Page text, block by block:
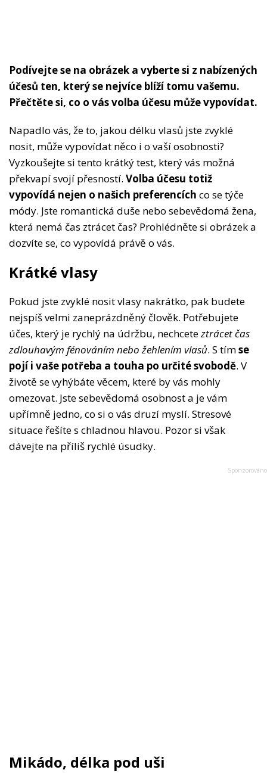
Podívejte se na obrázek a vyberte si z nabízených
účesů ten, který se nejvíce blíží tomu vašemu.
Přečtěte si, co o vás volba účesu může vypovídat.
Napadlo vás, že to, jakou délku vlasů jste zvyklé
nosit, může vypovídat něco i o vaší osobnosti?
Vyzkoušejte si tento krátký test, který vás možná
překvapí svojí přesností. Volba účesu totiž
vypovídá nejen o našich preferencích co se týče
módy. Jste romantická duše nebo sebevědomá žena,
která nemá čas ztrácet čas? Prohlédněte si obrázek a
dozvíte se, co vypovídá právě o vás.
Krátké vlasy
Pokud jste zvyklé nosit vlasy nakrátko, pak budete
nejspíš velmi zaneprázdněný člověk. Potřebujete
účes, který je rychlý na údržbu, nechceteztrácet čas
zdlouhavým fénováním nebo žehlením vlasů. S tímse
pojí i vaše potřeba a touha po určité svobodě. V
životě se vyhýbáte věcem, které by vás mohly
omezovat. Jste sebevědomá osobnost a je vám
upřímně jedno, co si o vás druzí myslí. Stresové
situace řešíte s chladnou hlavou. Pozor si však
dávejte na příliš rychlé úsudky.
Mikádo, délka pod uši